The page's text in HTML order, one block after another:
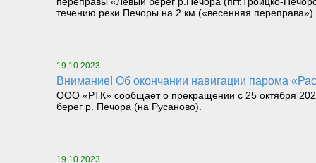
течению реки Печоры на 2 км («весенняя переправа»).
19.10.2023
Внимание! Об окончании навигации парома
ООО «РТК» сообщает о прекращении с 25 октября
берег р. Печора (на Русаново).
19.10.2023